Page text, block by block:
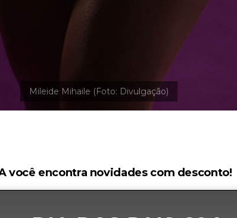
você encontra novidades com desconto!